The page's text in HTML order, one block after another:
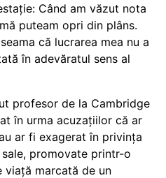
Când am văzut nota
puteam opri din plâns.
că lucrarea mea nu a
în adevăratul sens al
profesor de la Cambridge
în urma acuzațiilor că ar
ar fi exagerat în privința
promovate printr-o
viață marcată de un